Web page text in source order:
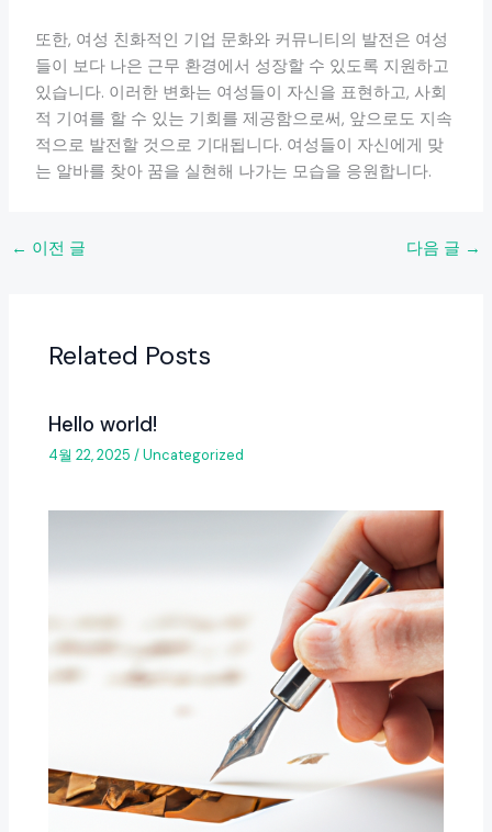
또한, 여성 친화적인 기업 문화와 커뮤니티의 발전은 여성
들이 보다 나은 근무 환경에서 성장할 수 있도록 지원하고
있습니다. 이러한 변화는 여성들이 자신을 표현하고, 사회
적 기여를 할 수 있는 기회를 제공함으로써, 앞으로도 지속
적으로 발전할 것으로 기대됩니다. 여성들이 자신에게 맞
는 알바를 찾아 꿈을 실현해 나가는 모습을 응원합니다.
← 이전 글 다음 글 →
Related Posts
Hello world!
4월 22, 2025/Uncategorized